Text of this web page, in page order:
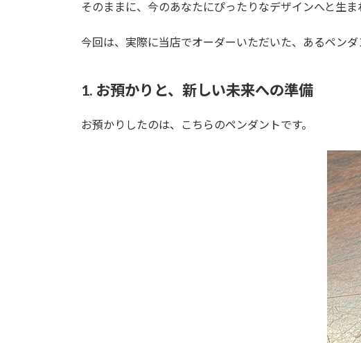
そのままに、今のあなたにぴったりなデザインへと生ま
今回は、実際に当店でオーダーいただいた、あるペン
1. お預かりと、新しい未来への準備
お預かりしたのは、こちらのペンダントです。